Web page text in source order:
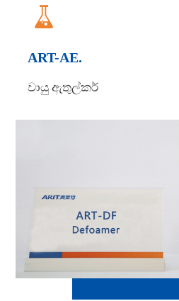

ART-AE.
වායු ඇතුල්කර්